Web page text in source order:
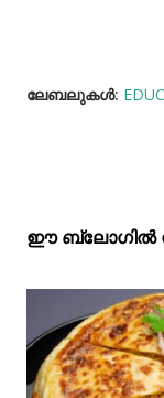
ലേബലുകള്‍:
ഈ ബ്ലോഗിൽ